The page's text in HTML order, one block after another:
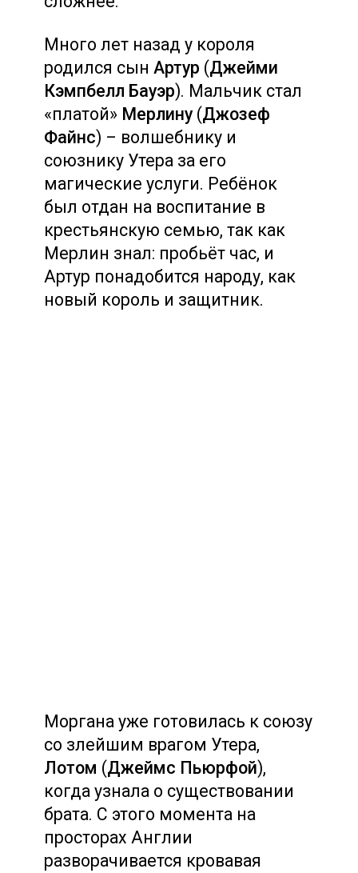
Много лет назад у короля
родился сын Артур (Джейми
Кэмпбелл Бауэр). Мальчик стал
«платой» Мерлину (Джозеф
Файнс) – волшебнику и
союзнику Утера за его
магические услуги. Ребёнок
был отдан на воспитание в
крестьянскую семью, так как
Мерлин знал: пробьёт час, и
Артур понадобится народу, как
новый король и защитник.
Моргана уже готовилась к союзу
со злейшим врагом Утера,
Лотом (Джеймс Пьюрфой),
когда узнала о существовании
брата. С этого момента на
просторах Англии
разворачивается кровавая